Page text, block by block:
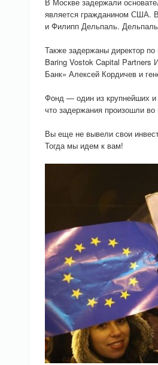
является гражданином США.
и Филипп Дельпаль.
Также задержаны директор
Baring Vostok Capital Partners
Банк» Алексей Кордичев и
Фонд — один из крупнейших
что задержания произошли
Вы еще не вывели свои
Тогда мы идем к вам!